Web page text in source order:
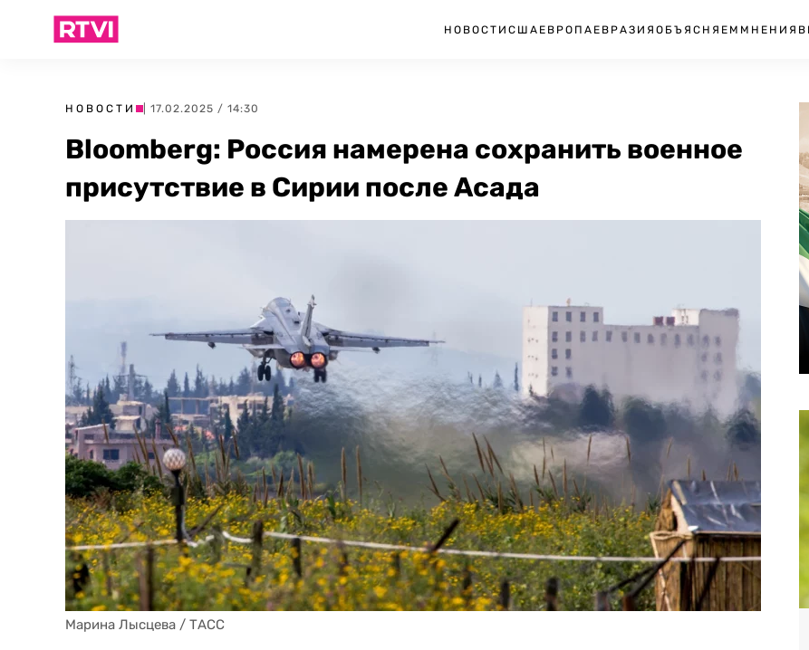
НОВОСТИ США ЕВРОПА ЕВРАЗИЯ ОБЪЯСНЯЕМ МНЕНИЯ
НОВОСТИ | 17.02.2025 / 14:30
Bloomberg: Россия намерена сохранить военное
присутствие в Сирии после Асада
Марина Лысцева / ТАСС